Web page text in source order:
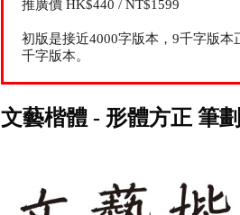
推廣價 HK$440 / NT$1599
初版是接近4000字版本，9千字版
千字版本。
文藝楷體 - 形體方正 筆